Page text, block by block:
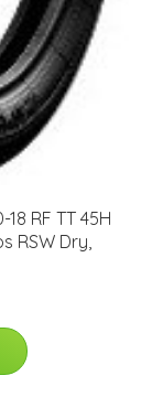
RF TT 45H
RSW Dry,